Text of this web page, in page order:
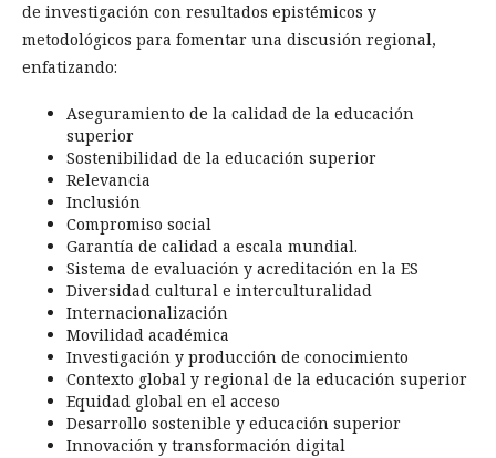
de investigación con resultados epistémicos y
metodológicos para fomentar una discusión regional,
enfatizando:
Aseguramiento de la calidad de la educación
superior
Sostenibilidad de la educación superior
Relevancia
Inclusión
Compromiso social
Garantía de calidad a escala mundial.
Sistema de evaluación y acreditación en la ES
Diversidad cultural e interculturalidad
Internacionalización
Movilidad académica
Investigación y producción de conocimiento
Contexto global y regional de la educación superior
Equidad global en el acceso
Desarrollo sostenible y educación superior
Innovación y transformación digital